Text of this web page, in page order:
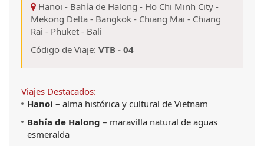
Hanoi - Bahía de Halong - Ho Chi Minh City -
Mekong Delta - Bangkok - Chiang Mai - Chiang
Rai - Phuket - Bali
Código de Viaje: VTB - 04
Viajes Destacados:
Hanoi – alma histórica y cultural de Vietnam
Bahía de Halong – maravilla natural de aguas
esmeralda